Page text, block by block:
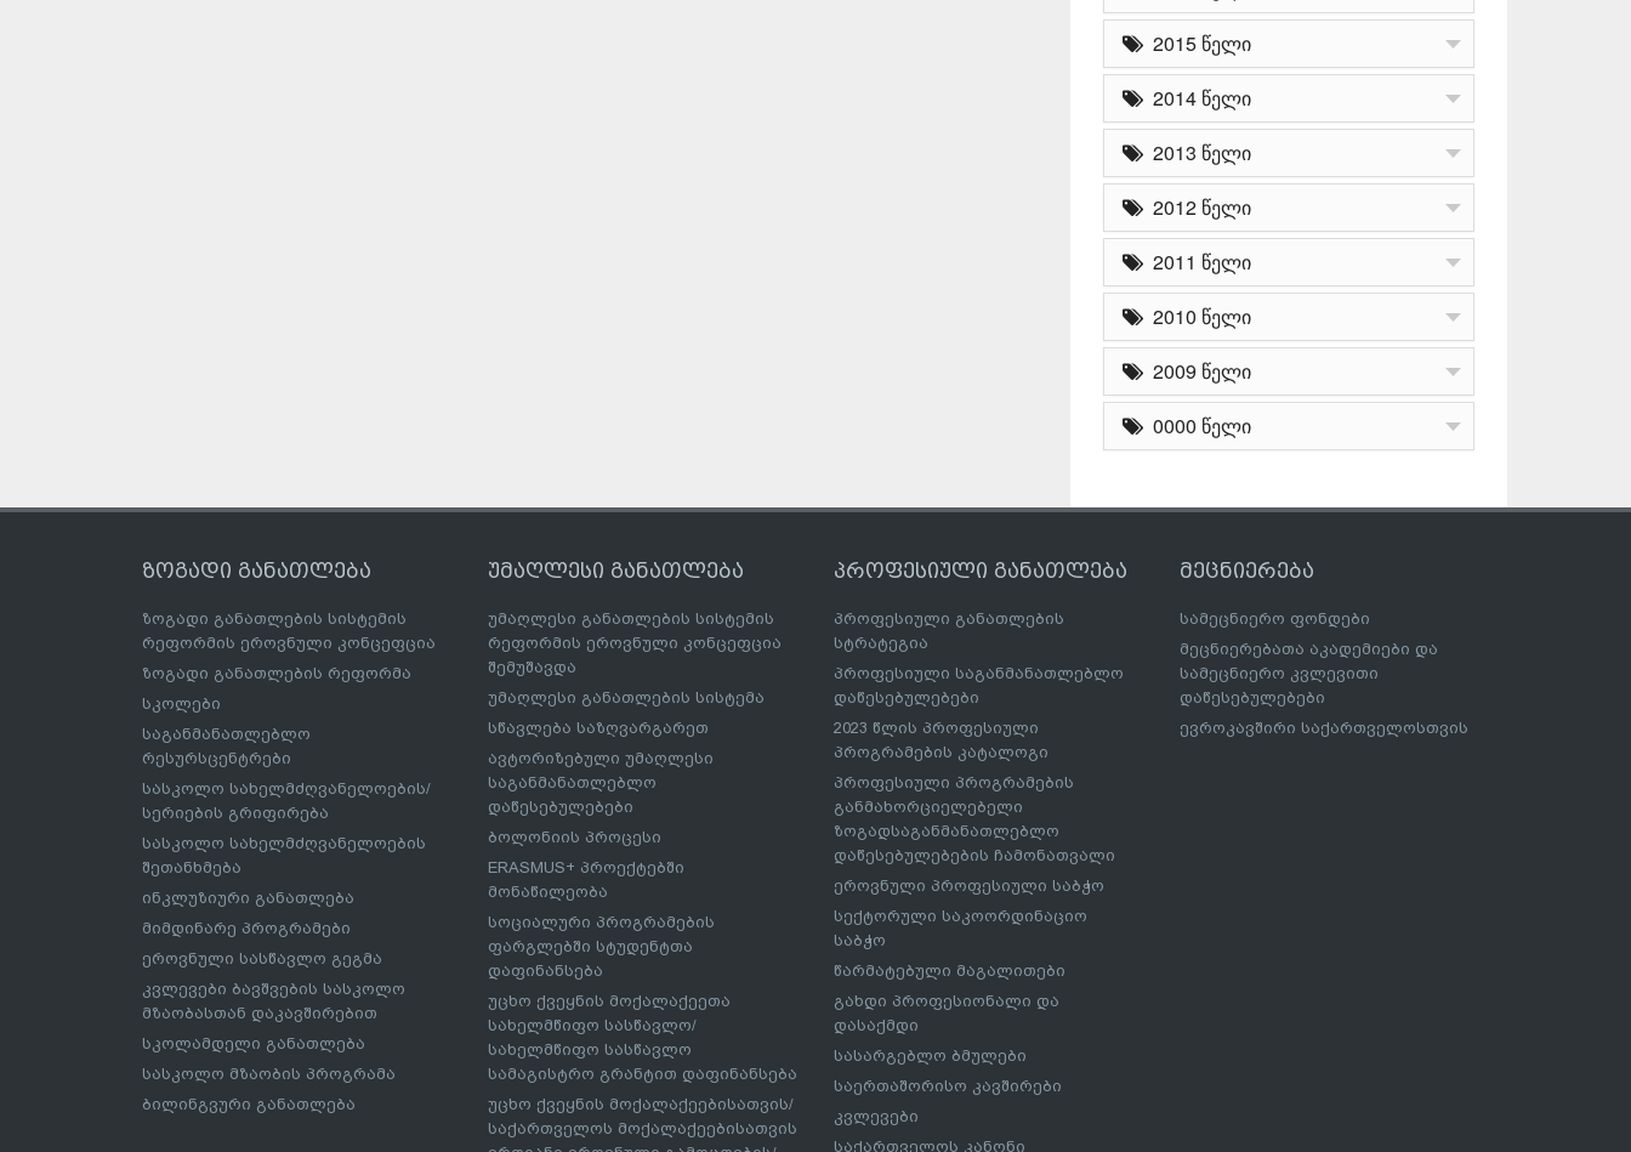
2015 წელი
2014 წელი
2013 წელი
2012 წელი
2011 წელი
2010 წელი
2009 წელი
0000 წელი
ზოგადი განათლება
ზოგადი განათლების სისტემის
რეფორმის ეროვნული კონცეფცია
ზოგადი განათლების რეფორმა
სკოლები
საგანმანათლებლო
რესურსცენტრები
სასკოლო სახელმძღვანელოების/
სერიების გრიფირება
სასკოლო სახელმძღვანელოების
შეთანხმება
ინკლუზიური განათლება
მიმდინარე პროგრამები
ეროვნული სასწავლო გეგმა
კვლევები ბავშვების სასკოლო
მზაობასთან დაკავშირებით
სკოლამდელი განათლება
სასკოლო მზაობის პროგრამა
ბილინგვური განათლება
უმაღლესი განათლება
უმაღლესი განათლების სისტემის
რეფორმის ეროვნული კონცეფცია
შემუშავდა
უმაღლესი განათლების სისტემა
სწავლება საზღვარგარეთ
ავტორიზებული უმაღლესი
საგანმანათლებლო
დაწესებულებები
ბოლონიის პროცესი
ERASMUS+ პროექტებში
მონაწილეობა
სოციალური პროგრამების
ფარგლებში სტუდენტთა
დაფინანსება
უცხო ქვეყნის მოქალაქეეთა
სახელმწიფო სასწავლო/
სახელმწიფო სასწავლო
სამაგისტრო გრანტით დაფინანსება
უცხო ქვეყნის მოქალაქეებისათვის/
საქართველოს მოქალაქეებისათვის
პროფესიული განათლება
პროფესიული განათლების
სტრატეგია
პროფესიული საგანმანათლებლო
დაწესებულებები
2023 წლის პროფესიული
პროგრამების კატალოგი
პროფესიული პროგრამების
განმახორციელებელი
ზოგადსაგანმანათლებლო
დაწესებულებების ჩამონათვალი
ეროვნული პროფესიული საბჭო
სექტორული საკოორდინაციო
საბჭო
წარმატებული მაგალითები
გახდი პროფესიონალი და
დასაქმდი
სასარგებლო ბმულები
საერთაშორისო კავშირები
კვლევები
საქართველოს კანონი
მეცნიერება
სამეცნიერო ფონდები
მეცნიერებათა აკადემიები და
სამეცნიერო კვლევითი
დაწესებულებები
ევროკავშირი საქართველოსთვის